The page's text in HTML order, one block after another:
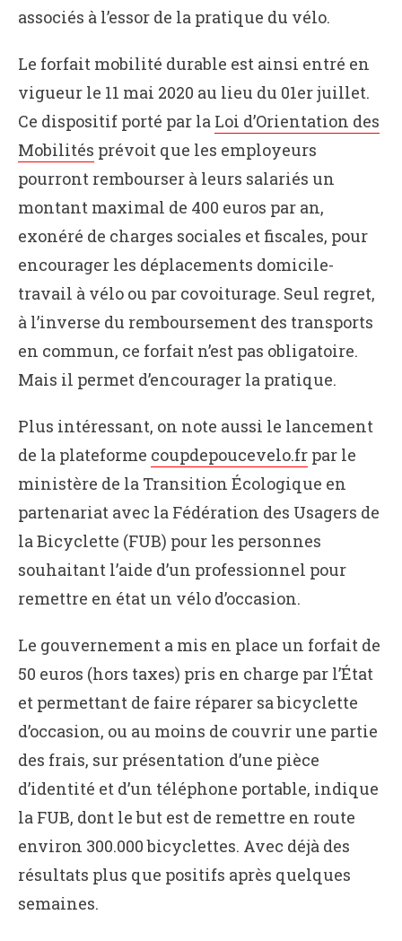
associés à l’essor de la pratique du vélo.
Le forfait mobilité durable est ainsi entré en
vigueur le 11 mai 2020 au lieu du 01er juillet.
Ce dispositif porté par la Loi d’Orientation des
Mobilités prévoit que les employeurs
pourront rembourser à leurs salariés un
montant maximal de 400 euros par an,
exonéré de charges sociales et fiscales, pour
encourager les déplacements domicile-
travail à vélo ou par covoiturage. Seul regret,
à l’inverse du remboursement des transports
en commun, ce forfait n’est pas obligatoire.
Mais il permet d’encourager la pratique.
Plus intéressant, on note aussi le lancement
de la plateforme coupdepoucevelo.fr par le
ministère de la Transition Écologique en
partenariat avec la Fédération des Usagers de
la Bicyclette (FUB) pour les personnes
souhaitant l’aide d’un professionnel pour
remettre en état un vélo d’occasion.
Le gouvernement a mis en place un forfait de
50 euros (hors taxes) pris en charge par l’État
et permettant de faire réparer sa bicyclette
d’occasion, ou au moins de couvrir une partie
des frais, sur présentation d’une pièce
d’identité et d’un téléphone portable, indique
la FUB, dont le but est de remettre en route
environ 300.000 bicyclettes. Avec déjà des
résultats plus que positifs après quelques
semaines.